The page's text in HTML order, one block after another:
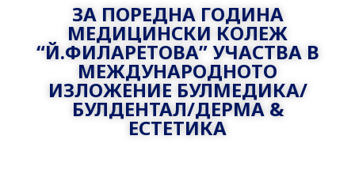
ЗА ПОРЕДНА ГОДИНА
МЕДИЦИНСКИ КОЛЕЖ
“Й.ФИЛАРЕТОВА” УЧАСТВА В
МЕЖДУНАРОДНОТО
ИЗЛОЖЕНИЕ БУЛМЕДИКА/
БУЛДЕНТАЛ/ДЕРМА &
ЕСТЕТИКА